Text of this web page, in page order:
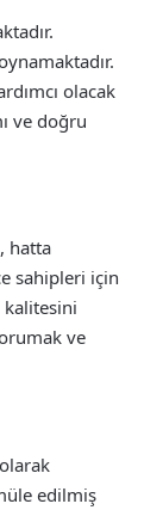
olacak
ve doğru
hatta
sahipleri için
kalitesini
ve
edilmiş